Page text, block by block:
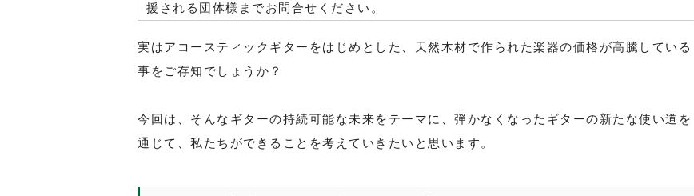
援される団体様までお問合せください。
実はアコースティックギターをはじめとした、天然木材で作られた楽器の価格が高騰している
事をご存知でしょうか？
今回は、そんなギターの持続可能な未来をテーマに、弾かなくなったギターの新たな使い道を
通じて、私たちができることを考えていきたいと思います。